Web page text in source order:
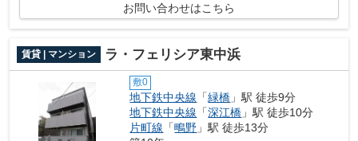
お問い合わせはこちら
賃貸 | マンション ラ・フェリシア東中浜
敷0
地下鉄中央線 「緑橋 」駅 徒歩9分
地下鉄中央線 「深江橋 」駅 徒歩10分
片町線 「鴫野 」駅 徒歩13分